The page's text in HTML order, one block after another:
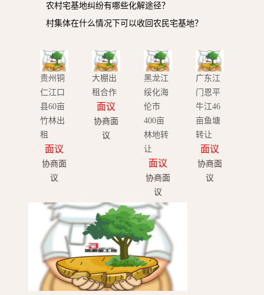
农村宅基地纠纷有哪些化解途径？
村集体在什么情况下可以收回农民宅基地？
贵州铜
仁江口
县60亩
竹林出
租
面议
协商面
议
大棚出
租合作
面议
协商面
议
黑龙江
绥化海
伦市
400亩
林地转
让
面议
协商面
议
广东江
门恩平
牛江46
亩鱼塘
转让
面议
协商面
议